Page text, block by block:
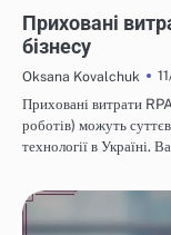
Приховані
бізнесу
Oksana Kovalchuk
Приховані витрати
роботів) можуть
технології в Україні.